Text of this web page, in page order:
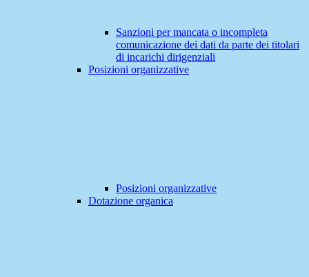
Sanzioni per mancata o incompleta
comunicazione dei dati da parte dei titolari
di incarichi dirigenziali
Posizioni organizzative
Posizioni organizzative
Dotazione organica